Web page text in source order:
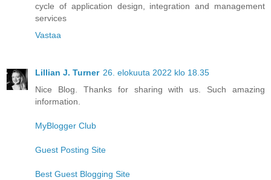
cycle of application design, integration and management
services
Vastaa
Lillian J. Turner 26. elokuuta 2022 klo 18.35
Nice Blog. Thanks for sharing with us. Such amazing
information.
MyBlogger Club
Guest Posting Site
Best Guest Blogging Site